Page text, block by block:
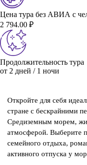
Цена тура без АВИА с
2 794.00 ₽
Продолжительность тура
от 2 дней / 1 ночи
Откройте для себя
стране с бескрайними
Средиземным морем,
атмосферой. Выберите
семейного отдыха,
активного отпуска у